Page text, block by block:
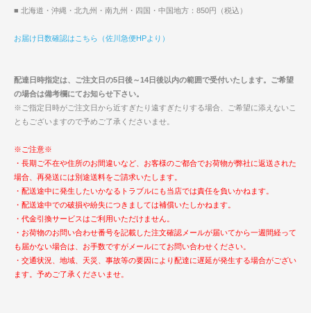
■ 北海道・沖縄・北九州・南九州・四国・中国地方：850円（税込）
お届け日数確認はこちら（佐川急便HPより）
配達日時指定は、ご注文日の5日後～14日後以内の範囲で受付いたします。ご希望
の場合は備考欄にてお知らせ下さい。
※ご指定日時がご注文日から近すぎたり遠すぎたりする場合、ご希望に添えないこ
ともございますので予めご了承くださいませ。
※ご注意※
・長期ご不在や住所のお間違いなど、お客様のご都合でお荷物が弊社に返送された
場合、再発送には別途送料をご請求いたします。
・配送途中に発生したいかなるトラブルにも当店では責任を負いかねます。
・配送途中での破損や紛失につきましては補償いたしかねます。
・代金引換サービスはご利用いただけません。
・お荷物のお問い合わせ番号を記載した注文確認メールが届いてから一週間経って
も届かない場合は、お手数ですがメールにてお問い合わせください。
・交通状況、地域、天災、事故等の要因により配達に遅延が発生する場合がござい
ます。予めご了承くださいませ。